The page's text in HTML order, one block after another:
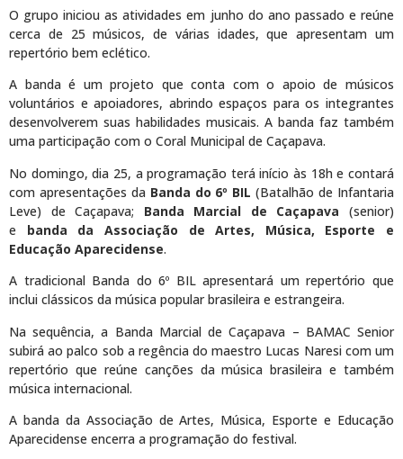
O grupo iniciou as atividades em junho do ano passado e reúne
cerca de 25 músicos, de várias idades, que apresentam um
repertório bem eclético.
A banda é um projeto que conta com o apoio de músicos
voluntários e apoiadores, abrindo espaços para os integrantes
desenvolverem suas habilidades musicais. A banda faz também
uma participação com o Coral Municipal de Caçapava.
No domingo, dia 25, a programação terá início às 18h e contará
com apresentações da Banda do 6º BIL (Batalhão de Infantaria
Leve) de Caçapava; Banda Marcial de Caçapava (senior)
e banda da Associação de Artes, Música, Esporte e
Educação Aparecidense.
A tradicional Banda do 6º BIL apresentará um repertório que
inclui clássicos da música popular brasileira e estrangeira.
Na sequência, a Banda Marcial de Caçapava – BAMAC Senior
subirá ao palco sob a regência do maestro Lucas Naresi com um
repertório que reúne canções da música brasileira e também
música internacional.
A banda da Associação de Artes, Música, Esporte e Educação
Aparecidense encerra a programação do festival.